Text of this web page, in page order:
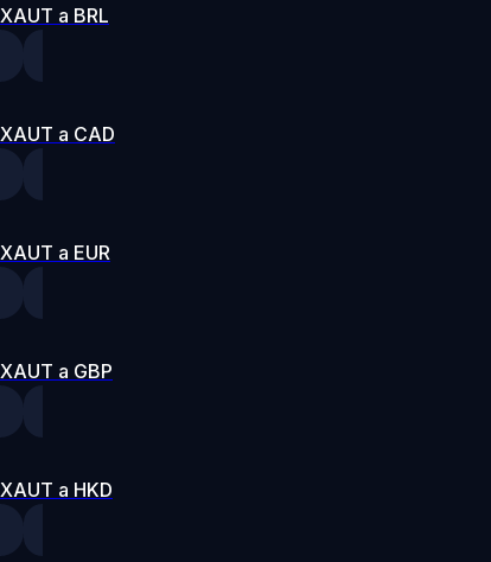
XAUT a BRL
XAUT a CAD
XAUT a EUR
XAUT a GBP
XAUT a HKD